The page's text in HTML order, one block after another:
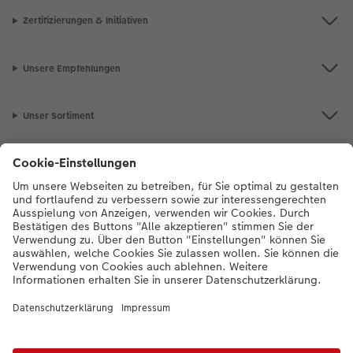
Zertifizierungen & Initiativen
Unsere Empfehlungen
Unser Sortiment
Service
Mehr zum CEWE Fotoservice
0043-1-4360043Mo. bis Sa.: 8:00 – 20:00 Uhr und So.: 10:00 – 18:00